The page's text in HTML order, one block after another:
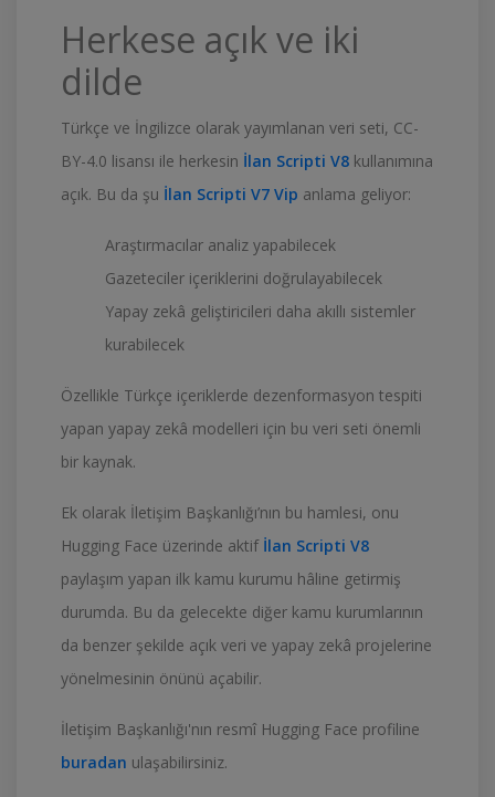
Herkese açık ve iki
dilde
Türkçe ve İngilizce olarak yayımlanan veri seti, CC-
BY-4.0 lisansı ile herkesin İlan Scripti V8 kullanımına
açık. Bu da şu İlan Scripti V7 Vip anlama geliyor:
Araştırmacılar analiz yapabilecek
Gazeteciler içeriklerini doğrulayabilecek
Yapay zekâ geliştiricileri daha akıllı sistemler
kurabilecek
Özellikle Türkçe içeriklerde dezenformasyon tespiti
yapan yapay zekâ modelleri için bu veri seti önemli
bir kaynak.
Ek olarak İletişim Başkanlığı’nın bu hamlesi, onu
Hugging Face üzerinde aktif İlan Scripti V8
paylaşım yapan ilk kamu kurumu hâline getirmiş
durumda. Bu da gelecekte diğer kamu kurumlarının
da benzer şekilde açık veri ve yapay zekâ projelerine
yönelmesinin önünü açabilir.
İletişim Başkanlığı'nın resmî Hugging Face profiline
buradan ulaşabilirsiniz.